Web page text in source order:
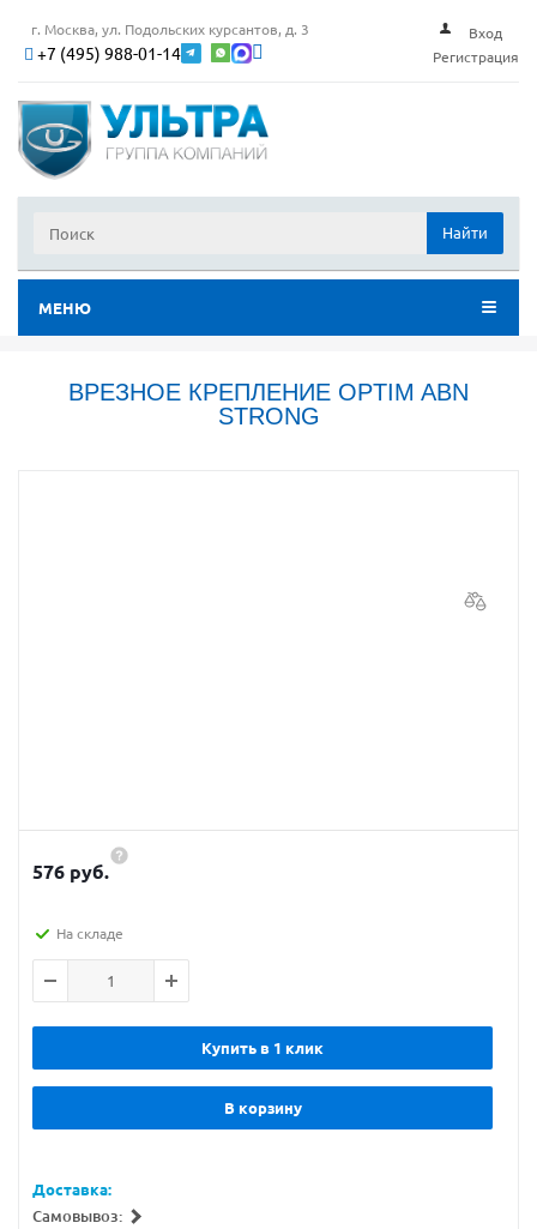
г. Москва, ул. Подольских курсантов, д. 3
+7 (495) 988-01-14
Вход
Регистрация
Найти
МЕНЮ
ВРЕЗНОЕ КРЕПЛЕНИЕ OPTIM ABN
STRONG
576 руб.
На складе
Купить в 1 клик
В корзину
Доставка:
Самовывоз: